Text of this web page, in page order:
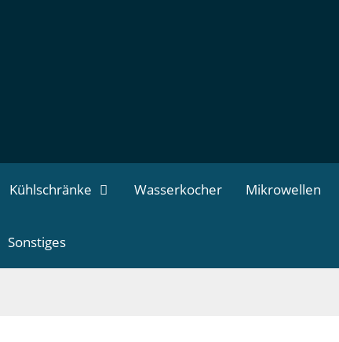
Kühlschränke Wasserkocher Mikrowellen
Sonstiges